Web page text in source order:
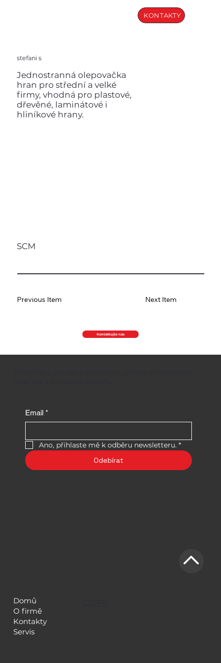
KONTAKTY
stefani s
Jednostranná olepovačka
hran pro střední a velké
firmy, vhodná pro plastové,
dřevěné, laminátové i
hliníkové hrany.
SCM
Kontaktujte nás
Previous Item Next Item
Email *
Ano, přihlaste mě k odběru newsletteru. *
Odebírat
Domů
O firmě
Kontakty
Servis